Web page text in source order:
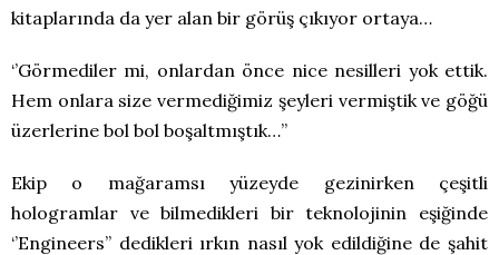
kitaplarında da yer alan bir görüş çıkıyor ortaya…
‘’Görmediler mi, onlardan önce nice nesilleri yok ettik.
Hem onlara size vermediğimiz şeyleri vermiştik ve göğü
üzerlerine bol bol boşaltmıştık…’’
Ekip o mağaramsı yüzeyde gezinirken çeşitli
hologramlar ve bilmedikleri bir teknolojinin eşiğinde
‘’Engineers’’ dedikleri ırkın nasıl yok edildiğine de şahit